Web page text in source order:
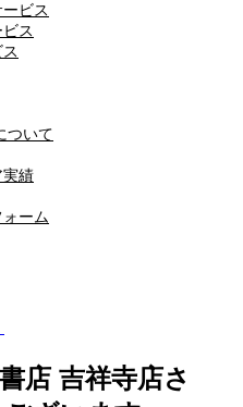
ビス
ス
ついて
実績
ーム
店 吉祥寺店さ